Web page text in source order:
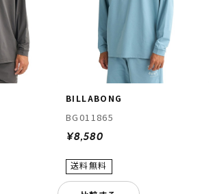
BILLABONG
BG011865
¥8,580